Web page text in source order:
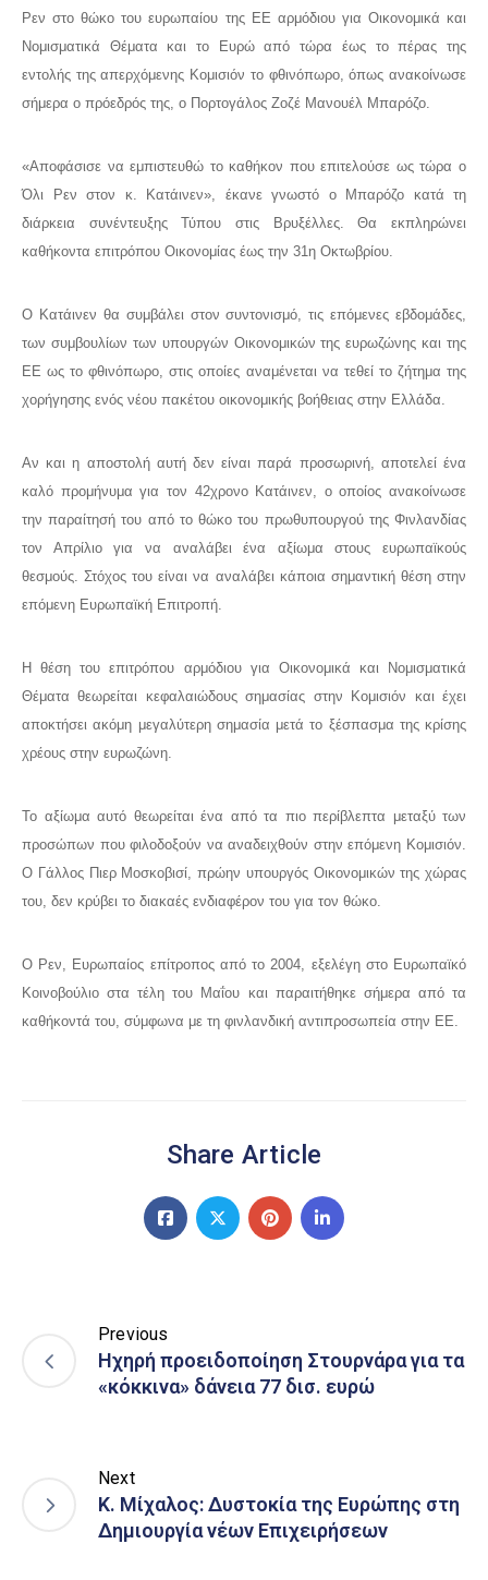
Ρεν στο θώκο του ευρωπαίου της ΕΕ αρμόδιου για Οικονομικά και
Νομισματικά Θέματα και το Ευρώ από τώρα έως το πέρας της
εντολής της απερχόμενης Κομισιόν το φθινόπωρο, όπως ανακοίνωσε
σήμερα ο πρόεδρός της, ο Πορτογάλος Ζοζέ Μανουέλ Μπαρόζο.
«Αποφάσισε να εμπιστευθώ το καθήκον που επιτελούσε ως τώρα ο
Όλι Ρεν στον κ. Κατάινεν», έκανε γνωστό ο Μπαρόζο κατά τη
διάρκεια συνέντευξης Τύπου στις Βρυξέλλες. Θα εκπληρώνει
καθήκοντα επιτρόπου Οικονομίας έως την 31η Οκτωβρίου.
Ο Κατάινεν θα συμβάλει στον συντονισμό, τις επόμενες εβδομάδες,
των συμβουλίων των υπουργών Οικονομικών της ευρωζώνης και της
ΕΕ ως το φθινόπωρο, στις οποίες αναμένεται να τεθεί το ζήτημα της
χορήγησης ενός νέου πακέτου οικονομικής βοήθειας στην Ελλάδα.
Αν και η αποστολή αυτή δεν είναι παρά προσωρινή, αποτελεί ένα
καλό προμήνυμα για τον 42χρονο Κατάινεν, ο οποίος ανακοίνωσε
την παραίτησή του από το θώκο του πρωθυπουργού της Φινλανδίας
τον Απρίλιο για να αναλάβει ένα αξίωμα στους ευρωπαϊκούς
θεσμούς. Στόχος του είναι να αναλάβει κάποια σημαντική θέση στην
επόμενη Ευρωπαϊκή Επιτροπή.
Η θέση του επιτρόπου αρμόδιου για Οικονομικά και Νομισματικά
Θέματα θεωρείται κεφαλαιώδους σημασίας στην Κομισιόν και έχει
αποκτήσει ακόμη μεγαλύτερη σημασία μετά το ξέσπασμα της κρίσης
χρέους στην ευρωζώνη.
Το αξίωμα αυτό θεωρείται ένα από τα πιο περίβλεπτα μεταξύ των
προσώπων που φιλοδοξούν να αναδειχθούν στην επόμενη Κομισιόν.
Ο Γάλλος Πιερ Μοσκοβισί, πρώην υπουργός Οικονομικών της χώρας
του, δεν κρύβει το διακαές ενδιαφέρον του για τον θώκο.
Ο Ρεν, Ευρωπαίος επίτροπος από το 2004, εξελέγη στο Ευρωπαϊκό
Κοινοβούλιο στα τέλη του Μαΐου και παραιτήθηκε σήμερα από τα
καθήκοντά του, σύμφωνα με τη φινλανδική αντιπροσωπεία στην ΕΕ.
Share Article
Previous
Ηχηρή προειδοποίηση Στουρνάρα για τα
«κόκκινα» δάνεια 77 δισ. ευρώ
Next
Κ. Μίχαλος: Δυστοκία της Ευρώπης στη
Δημιουργία νέων Επιχειρήσεων